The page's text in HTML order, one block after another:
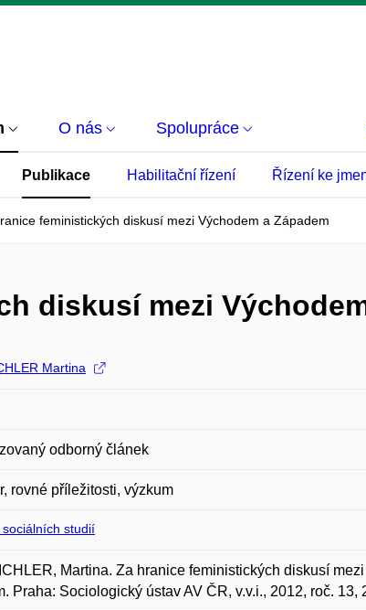
O nás Spolupráce
Publikace Habilitační řízení Řízení ke
feministických diskusí mezi Východem a Západem
diskusí mezi
Martina
odborný článek
rovné příležitosti, výzkum
sociálních studií
Martina. Za hranice feministických diskusí
Praha: Sociologický ústav AV ČR, v.v.i., 2012, roč. 13,